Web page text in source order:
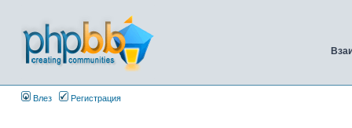
Влез Регистрация